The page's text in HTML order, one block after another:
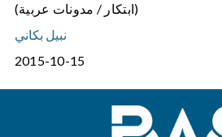
(ابتكار / مدونات عربية)
نبيل بكاني
2015-10-15